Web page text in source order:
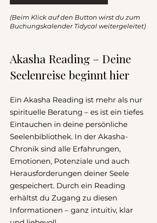
(Beim Klick auf den Button wirst du zum
Buchungskalender Tidycal weitergeleitet)
Akasha Reading – Deine
Seelenreise beginnt hier
Ein Akasha Reading ist mehr als nur
spirituelle Beratung – es ist ein tiefes
Eintauchen in deine persönliche
Seelenbibliothek. In der Akasha-
Chronik sind alle Erfahrungen,
Emotionen, Potenziale und auch
Herausforderungen deiner Seele
gespeichert. Durch ein Reading
erhältst du Zugang zu diesen
Informationen – ganz intuitiv, klar